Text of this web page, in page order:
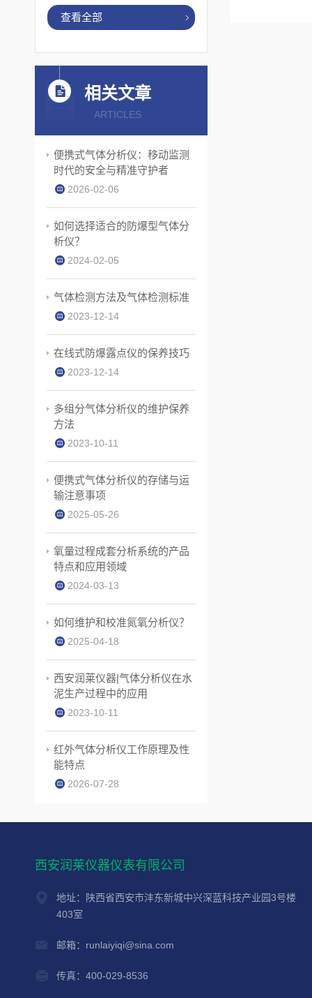
查看全部
相关文章
ARTICLES
便携式气体分析仪：移动监测
时代的安全与精准守护者
2026-02-06
如何选择适合的防爆型气体分
析仪？
2024-02-05
气体检测方法及气体检测标准
2023-12-14
在线式防爆露点仪的保养技巧
2023-12-14
多组分气体分析仪的维护保养
方法
2023-10-11
便携式气体分析仪的存储与运
输注意事项
2025-05-26
氧量过程成套分析系统的产品
特点和应用领域
2024-03-13
如何维护和校准氮氧分析仪？
2025-04-18
西安润莱仪器|气体分析仪在水
泥生产过程中的应用
2023-10-11
红外气体分析仪工作原理及性
能特点
2026-07-28
西安润莱仪器仪表有限公司
地址：陕西省西安市沣东新城中兴深蓝科技产业园3号楼
403室
邮箱：runlaiyiqi@sina.com
传真：400-029-8536